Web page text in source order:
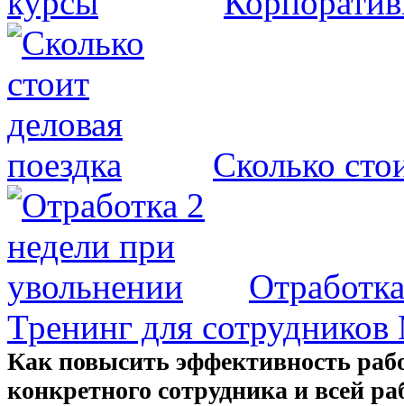
Сколько
Тренинг для
Как повысить эффективность
конкретного сотрудника и всей